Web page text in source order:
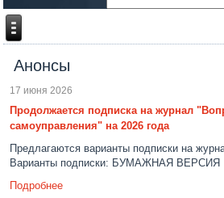
Анонсы
17 июня 2026
Продолжается подписка на журнал
самоуправления" на 2026 года
Предлагаются варианты подписки на
Варианты подписки: БУМАЖНАЯ
Подробнее